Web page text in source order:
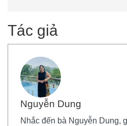
Tác giả
Nguyễn Dung
Nhắc đến bà Nguyễn Dung,